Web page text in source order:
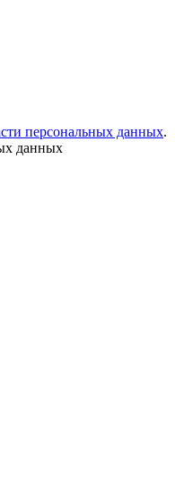
персональных данных.
данных